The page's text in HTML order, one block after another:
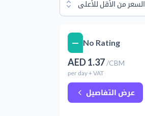
السعر من الأقل للأعلى
No Rating
—
AED1.37/CBM
per day+ VAT
عرض التفاصيل